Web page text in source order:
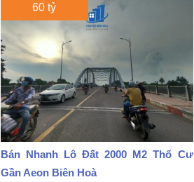
60 tỷ
Bán Nhanh Lô Đất 2000 M2 Thổ Cư
Gần Aeon Biên Hoà